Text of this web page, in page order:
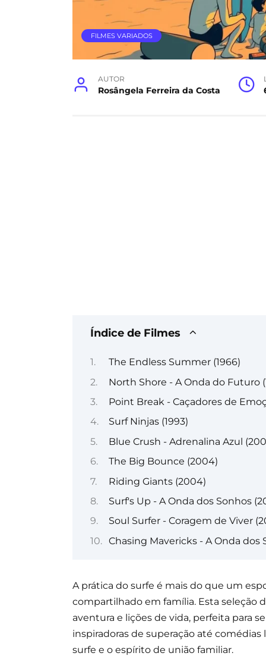
FILMES VARIADOS
AUTOR
Rosângela Ferreira da Costa
Índice de Filmes
The Endless Summer (1966)
North Shore - A Onda do Futuro
Point Break - Caçadores de
Surf Ninjas (1993)
Blue Crush - Adrenalina Azul
The Big Bounce (2004)
Riding Giants (2004)
Surf's Up - A Onda dos Sonhos
Soul Surfer - Coragem de Viver
Chasing Mavericks - A Onda dos
A prática do surfe é mais do que um
compartilhado em família. Esta seleção
aventura e lições de vida, perfeita para
inspiradoras de superação até
surfe e o espírito de união familiar.